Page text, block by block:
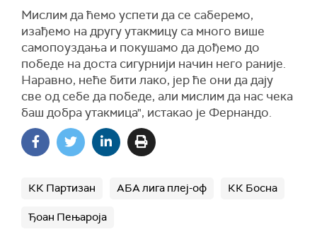
Мислим да ћемо успети да се саберемо,
изађемо на другу утакмицу са много више
самопоуздања и покушамо да дођемо до
победе на доста сигурнији начин него раније.
Наравно, неће бити лако, јер ће они да дају
све од себе да победе, али мислим да нас чека
баш добра утакмица", истакао је Фернандо.
КК Партизан АБА лига плеј-оф КК Босна
Ђоан Пењароја